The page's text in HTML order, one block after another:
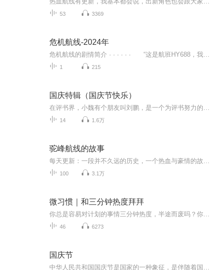
53 3369
危机航线-2024年
1 215
国庆特辑（国庆节快乐）
14 1.6万
驼峰航线的故事
100 3.1万
微习惯｜和三分钟热度拜拜
46 6273
国庆节